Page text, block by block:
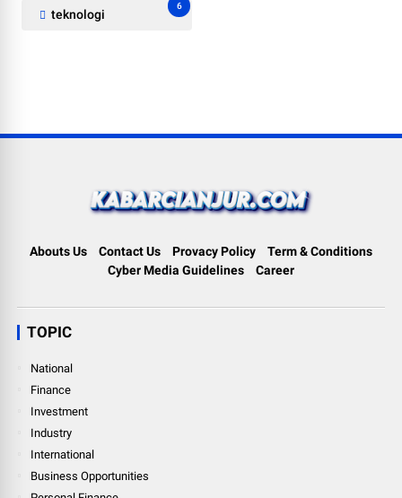
teknologi
6
Abouts Us Contact Us Provacy Policy
Term & Conditions
Cyber Media Guidelines
Career
TOPIC
National
Finance
Investment
Industry
International
Business Opportunities